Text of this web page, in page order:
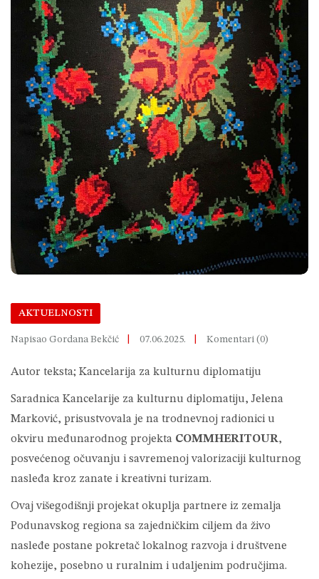
AKTUELNOSTI
Napisao Gordana Bekčić 07.06.2025. Komentari (0)
Autor teksta; Kancelarija za kulturnu diplomatiju
Saradnica Kancelarije za kulturnu diplomatiju, Jelena
Marković, prisustvovala je na trodnevnoj radionici u
okviru međunarodnog projekta COMMHERITOUR,
posvećenog očuvanju i savremenoj valorizaciji kulturnog
nasleđa kroz zanate i kreativni turizam.
Ovaj višegodišnji projekat okuplja partnere iz zemalja
Podunavskog regiona sa zajedničkim ciljem da živo
nasleđe postane pokretač lokalnog razvoja i društvene
kohezije, posebno u ruralnim i udaljenim područjima.